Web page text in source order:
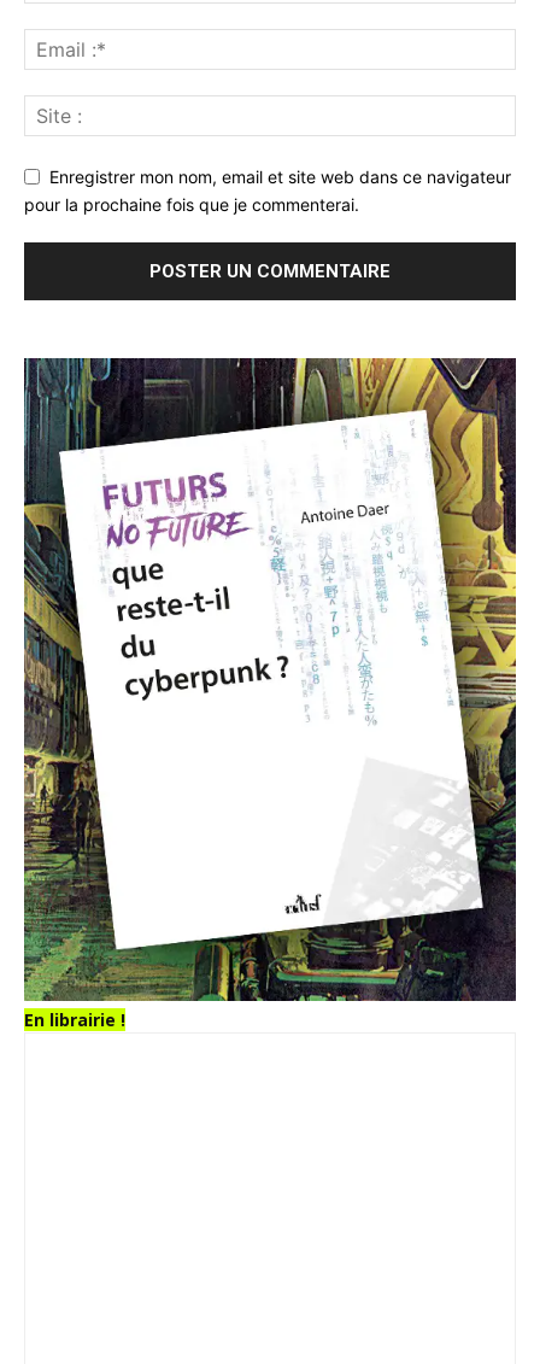
Enregistrer mon nom, email et site web dans ce navigateur
pour la prochaine fois que je commenterai.
En librairie !